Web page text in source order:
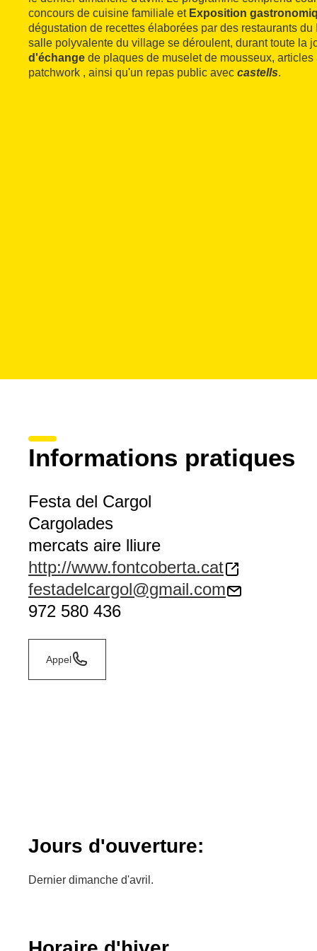
concours de cuisine familiale et Exposition
dégustation de recettes élaborées par des restaurants
salle polyvalente du village se déroulent, durant toute la
d'échange de plaques de muselet de mousseux,
patchwork , ainsi qu'un repas public avec castells.
Informations pratiques
Festa del Cargol
Cargolades
mercats aire lliure
http://www.fontcoberta.cat
festadelcargol@gmail.com
972 580 436
Appel
Jours d'ouverture:
Dernier dimanche d'avril.